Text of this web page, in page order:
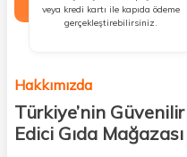
veya kredi kartı ile kapıda ödeme
gerçekleştirebilirsiniz.
Hakkımızda
Türkiye’nin
Edici Gıda Mağazası